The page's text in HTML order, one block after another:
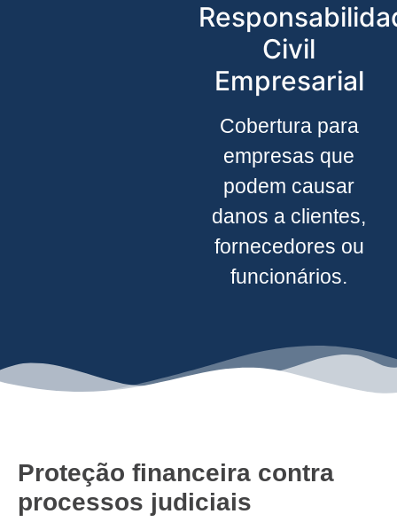
Civil
Empresarial
Cobertura para
empresas que
podem causar
danos a clientes,
fornecedores ou
funcionários.
Proteção financeira contra
processos judiciais